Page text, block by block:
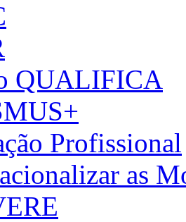
QUALIFICA
Profissional
as